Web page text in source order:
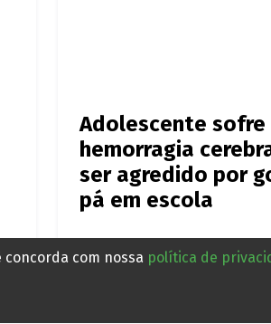
Adolescente sofre
hemorragia
ser agredido por
pá em escola
com nossa política de